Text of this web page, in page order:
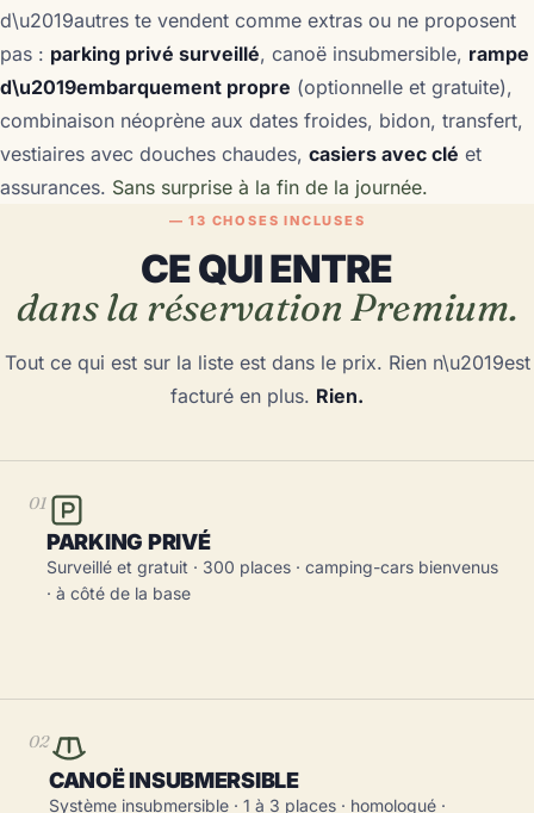
d\u2019autres te vendent comme extras ou ne proposent
pas : parking privé surveillé, canoë insubmersible, rampe
d\u2019embarquement propre (optionnelle et gratuite),
combinaison néoprène aux dates froides, bidon, transfert,
vestiaires avec douches chaudes, casiers avec clé et
assurances. Sans surprise à la fin de la journée.
— 13 CHOSES INCLUSES
CE QUI ENTRE
dans la réservation Premium.
Tout ce qui est sur la liste est dans le prix. Rien n\u2019est
facturé en plus. Rien.
01
PARKING PRIVÉ
Surveillé et gratuit · 300 places · camping-cars bienvenus
· à côté de la base
02
CANOË INSUBMERSIBLE
Système insubmersible · 1 à 3 places · homologué ·